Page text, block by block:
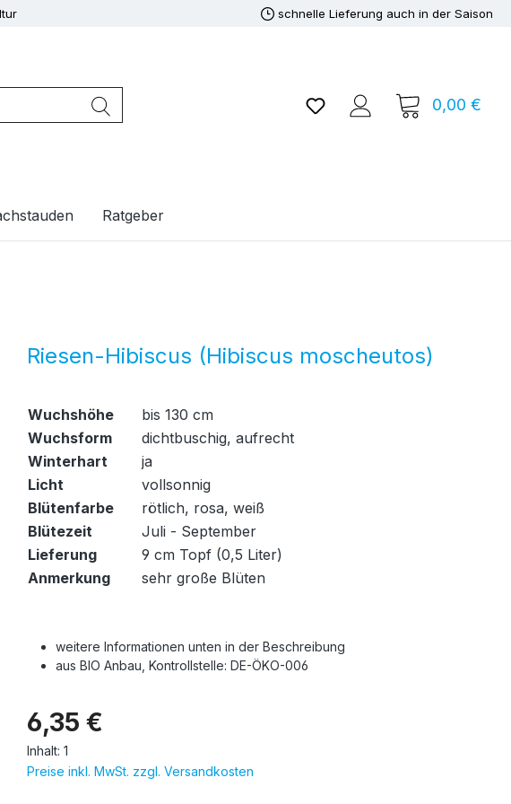
schnelle Lieferung auch in der Saison
Du hast 0 Produkte auf
0,00 €
Ratgeber
Riesen-Hibiscus (Hibiscus moscheutos)
Wuchshöhe
bis 130 cm
Wuchsform
dichtbuschig, aufrecht
Winterhart
ja
Licht
vollsonnig
Blütenfarbe
rötlich, rosa, weiß
Blütezeit
Juli - September
Lieferung
9 cm Topf (0,5 Liter)
Anmerkung
sehr große Blüten
weitere Informationen unten in der Beschreibung
aus BIO Anbau, Kontrollstelle: DE-ÖKO-006
6,35 €
Inhalt: 1
Preise inkl. MwSt. zzgl. Versandkosten